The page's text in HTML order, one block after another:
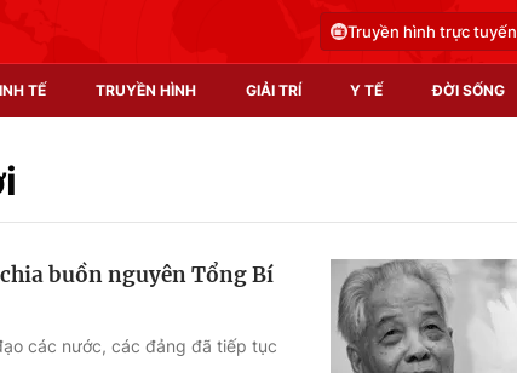
Truyền hình trực tuyến
TẾ TRUYỀN HÌNH GIẢI TRÍ Y TẾ ĐỜI SỐNG
Hậu trường
Video
Shorts video
buồn nguyên Tổng Bí
các nước, các đảng đã tiếp tục